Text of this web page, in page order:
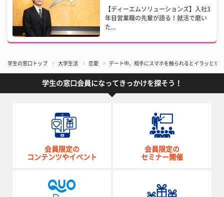
【ディーエムソリューションズ】入社3
年目営業職の先輩が語る！就活で磨い
た...
学生の窓口トップ 大学生活 恋愛 デート中、相手にスマホを触られるとイラッとす
学生の窓口会員になってきっかけを探そう！
会員限定の
コンテンツやイベント
会員限定の
セミナー開催